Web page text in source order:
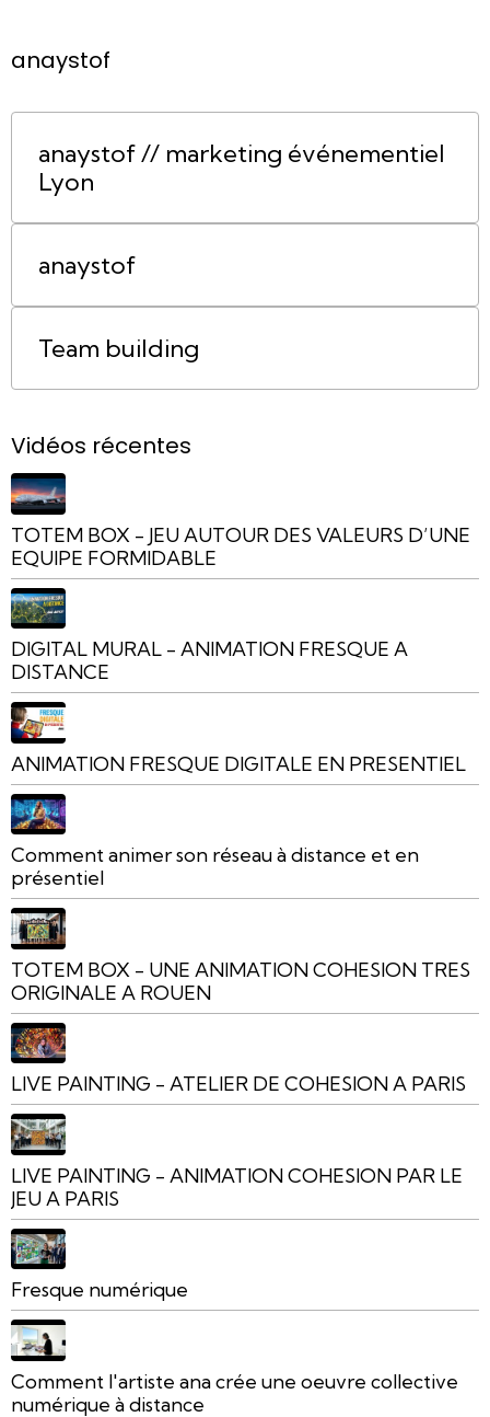
anaystof
anaystof // marketing événementiel
Lyon
anaystof
Team building
Vidéos récentes
TOTEM BOX - JEU AUTOUR DES VALEURS D’UNE
EQUIPE FORMIDABLE
DIGITAL MURAL - ANIMATION FRESQUE A
DISTANCE
ANIMATION FRESQUE DIGITALE EN PRESENTIEL
Comment animer son réseau à distance et en
présentiel
TOTEM BOX - UNE ANIMATION COHESION TRES
ORIGINALE A ROUEN
LIVE PAINTING - ATELIER DE COHESION A PARIS
LIVE PAINTING - ANIMATION COHESION PAR LE
JEU A PARIS
Fresque numérique
Comment l'artiste ana crée une oeuvre collective
numérique à distance